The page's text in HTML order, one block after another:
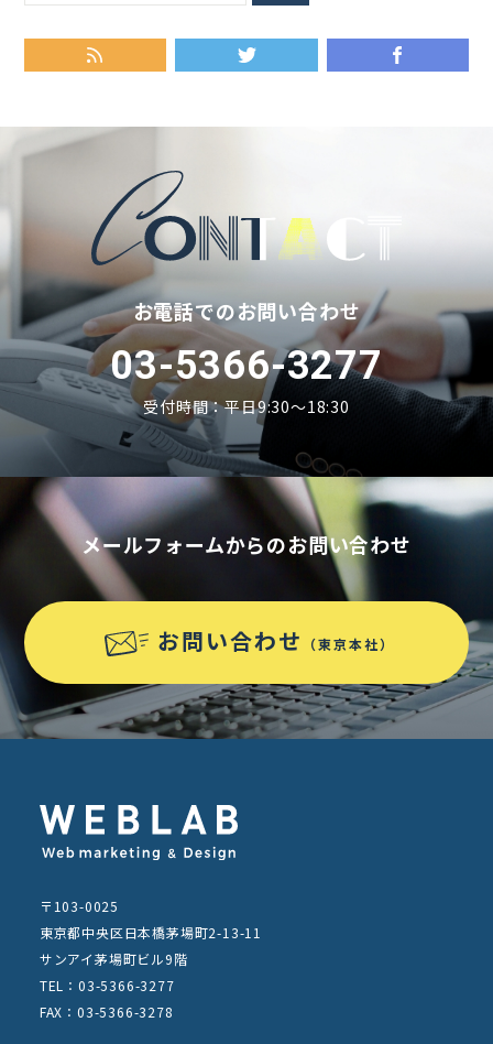
お電話でのお問い合わせ
03-5366-3277
受付時間：平日9:30〜18:30
メールフォームからのお問い合わせ
お問い合わせ （東京本社）
〒103-0025
東京都中央区日本橋茅場町2-13-11
サンアイ茅場町ビル9階
TEL：03-5366-3277
FAX：03-5366-3278